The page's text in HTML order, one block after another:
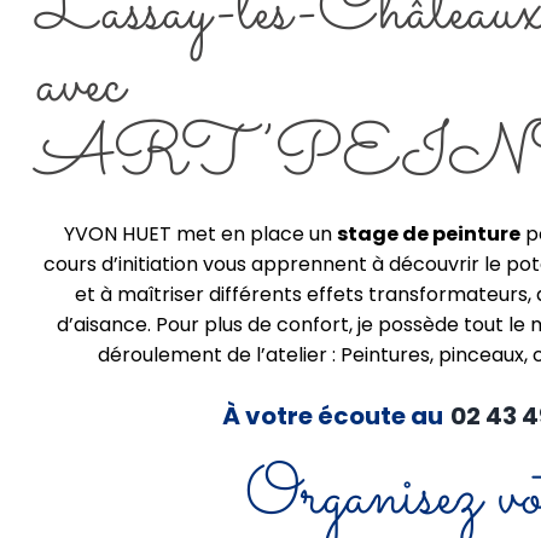
Organisez
avec
YVON HUET met en place unstage de peinture
cours d’initiation vous apprennent à découvrir le
et à maîtriser différents effets transformateurs,
d’aisance. Pour plus de confort, je possède tout
déroulement de l’atelier : Peintures, pinceaux,
À votre écoute au 02 43